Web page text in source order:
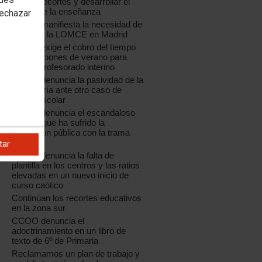
sector de la enseñanza
CCOO manifiesta la necesidad de
paralizar la LOMCE en Madrid
CCOO exige el cobro del tiempo
de vacaciones de verano para
todo el profesorado interino
CCOO denuncia la pasividad de la
Consejería ante otro caso de
acoso escolar
CCOO denuncia el escandaloso
saqueo que ha sufrido la
educación pública con la trama
CCOO denuncia la falta de
plantilla en los centros y las ratios
elevadas en un nuevo inicio de
curso caótico
Continúan los recortes educativos
en la zona sur
CCOO denuncia el
adoctrinamiento en un libro de
texto de 6º de Primaria
Reclamamos un plan de trabajo y